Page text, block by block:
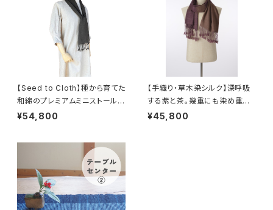
【Seed to Cloth】種から育てた
和綿のプレミアムミニストール｜
アカメガシワ草木染め
¥54,800
【手織り・草木染シルク】深呼吸
する紫と茶。幾重にも染め重ね
た大人の洗練ストール｜46cm
¥45,800